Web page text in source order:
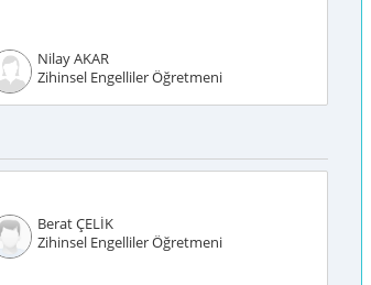
Nilay AKAR
Zihinsel Engelliler Öğretmeni
Berat ÇELİK
Zihinsel Engelliler Öğretmeni